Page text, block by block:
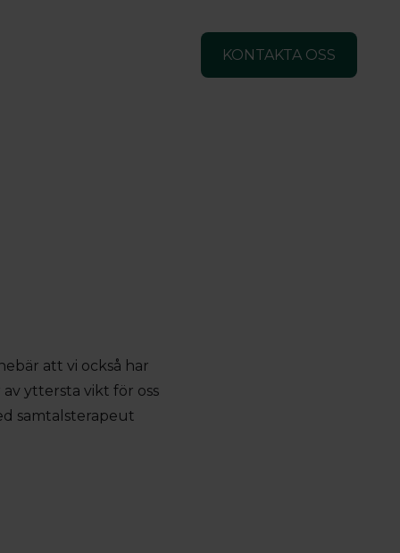
KONTAKTA OSS
att vi också har
yttersta vikt för oss
samtalsterapeut